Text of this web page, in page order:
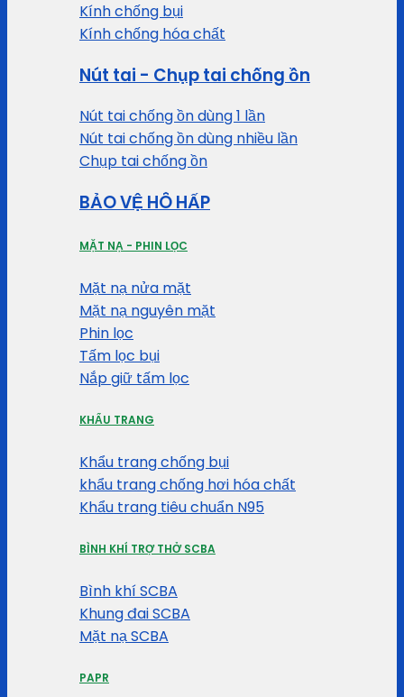
Kính chống bụi
Kính chống hóa chất
Nút tai - Chụp tai chống ồn
Nút tai chống ồn dùng 1 lần
Nút tai chống ồn dùng nhiều lần
Chụp tai chống ồn
BẢO VỆ HÔ HẤP
MẶT NẠ - PHIN LỌC
Mặt nạ nửa mặt
Mặt nạ nguyên mặt
Phin lọc
Tấm lọc bụi
Nắp giữ tấm lọc
KHẨU TRANG
Khẩu trang chống bụi
khẩu trang chống hơi hóa chất
Khẩu trang tiêu chuẩn N95
BÌNH KHÍ TRỢ THỞ SCBA
Bình khí SCBA
Khung đai SCBA
Mặt nạ SCBA
PAPR